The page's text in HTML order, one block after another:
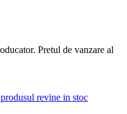
Pretul de vanzare al
revine in stoc